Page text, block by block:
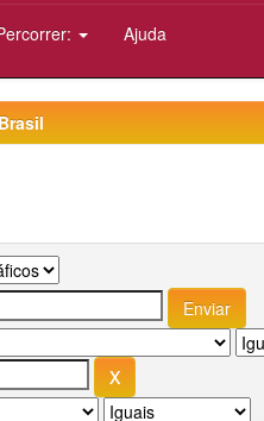
Ajuda